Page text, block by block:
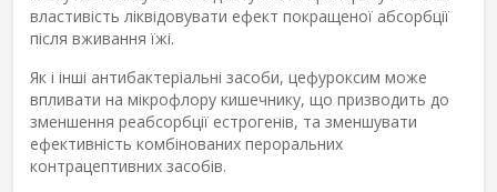
властивість ліквідовувати ефект покращеної абсорбції
після вживання їжі.
Як і інші антибактеріальні засоби, цефуроксим може
впливати на мікрофлору кишечнику, що призводить до
зменшення реабсорбції естрогенів, та зменшувати
ефективність комбінованих пероральних
контрацептивних засобів.